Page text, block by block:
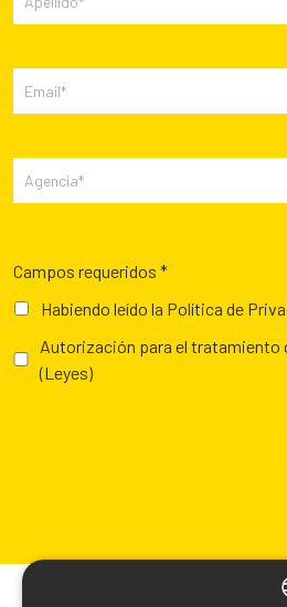
Campos requeridos *
Habiendo leído la Política de
Autorización para el tratamiento
(Leyes)